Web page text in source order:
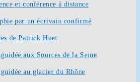
et conférence à distance
par un écrivain confirmé
de Patrick Huet
aux Sources de la Seine
au glacier du Rhône